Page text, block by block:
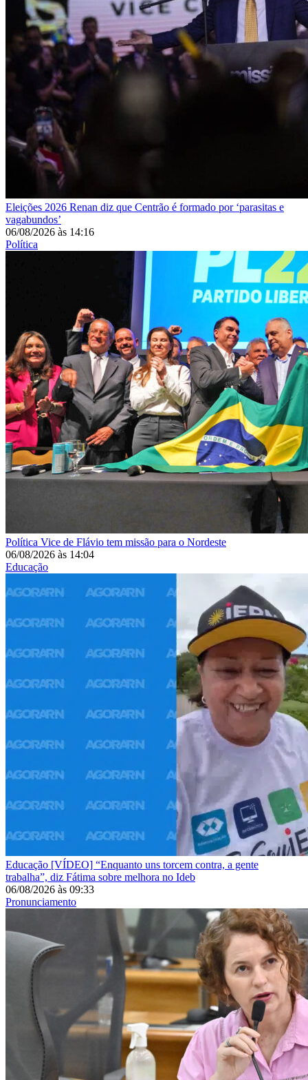
Eleições 2026 Renan diz que Centrão é formado por ‘parasitas e
vagabundos’
06/08/2026 às 14:16
Política
Política Vice de Flávio tem missão para o Nordeste
06/08/2026 às 14:04
Educação
Educação [VÍDEO] “Enquanto uns torcem contra, a gente
trabalha”, diz Fátima sobre melhora no Ideb
06/08/2026 às 09:33
Pronunciamento